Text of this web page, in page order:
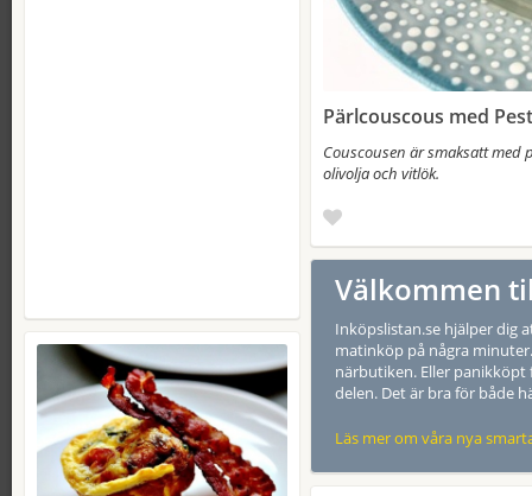
Pärlcouscous med
Couscousen är smaksatt med
olivolja och vitlök.
Välkommen
Inköpslistan.se hjälper dig
matinköp på några
närbutiken. Eller
delen. Det är bra för både
Läs mer om våra nya